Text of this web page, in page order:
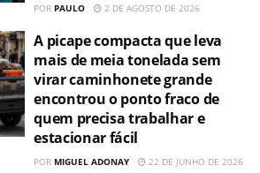
POR PAULO 2 DE AGOSTO DE 2026
A picape compacta que leva
mais de meia tonelada sem
virar caminhonete grande
encontrou o ponto fraco de
quem precisa trabalhar e
estacionar fácil
POR MIGUEL ADONAY 22 DE JUNHO DE 2026